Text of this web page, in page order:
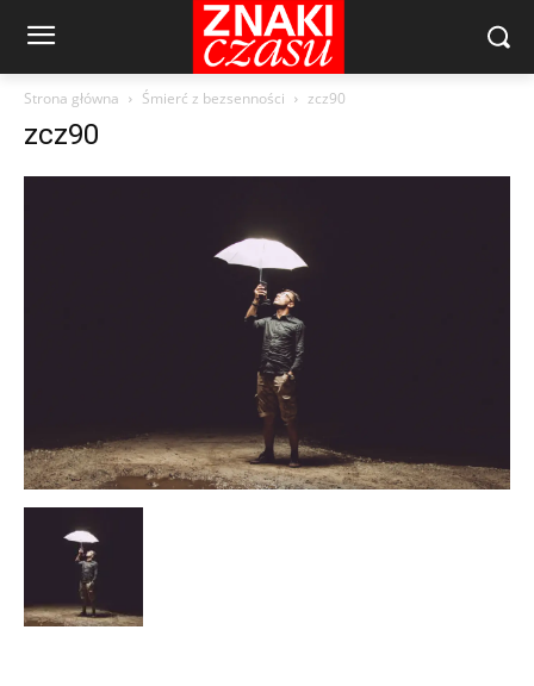
Strona główna Śmierć z bezsenności zcz90
zcz90